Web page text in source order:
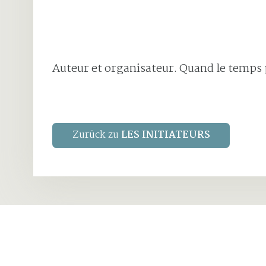
Auteur et organisateur. Quand le
Zurück zu LES INITIATEURS